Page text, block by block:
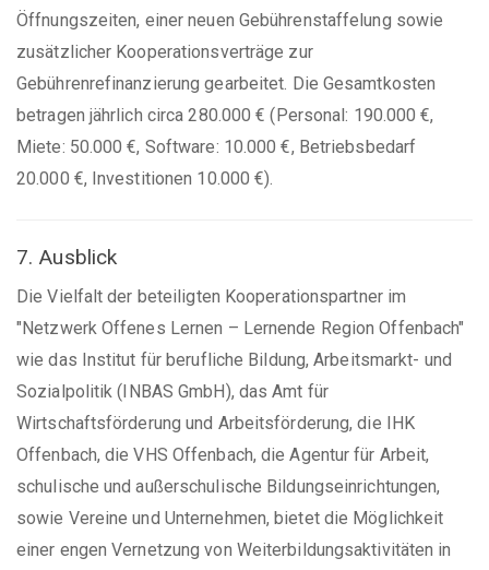
Öffnungszeiten, einer neuen Gebührenstaffelung sowie
zusätzlicher Kooperationsverträge zur
Gebührenrefinanzierung gearbeitet. Die Gesamtkosten
betragen jährlich circa 280.000 € (Personal: 190.000 €,
Miete: 50.000 €, Software: 10.000 €, Betriebsbedarf
20.000 €, Investitionen 10.000 €).
7. Ausblick
Die Vielfalt der beteiligten Kooperationspartner im
"Netzwerk Offenes Lernen – Lernende Region Offenbach"
wie das Institut für berufliche Bildung, Arbeitsmarkt- und
Sozialpolitik (INBAS GmbH), das Amt für
Wirtschaftsförderung und Arbeitsförderung, die IHK
Offenbach, die VHS Offenbach, die Agentur für Arbeit,
schulische und außerschulische Bildungseinrichtungen,
sowie Vereine und Unternehmen, bietet die Möglichkeit
einer engen Vernetzung von Weiterbildungsaktivitäten in